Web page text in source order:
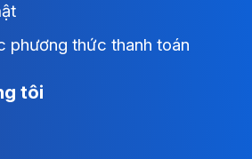
phương thức thanh toán
tôi